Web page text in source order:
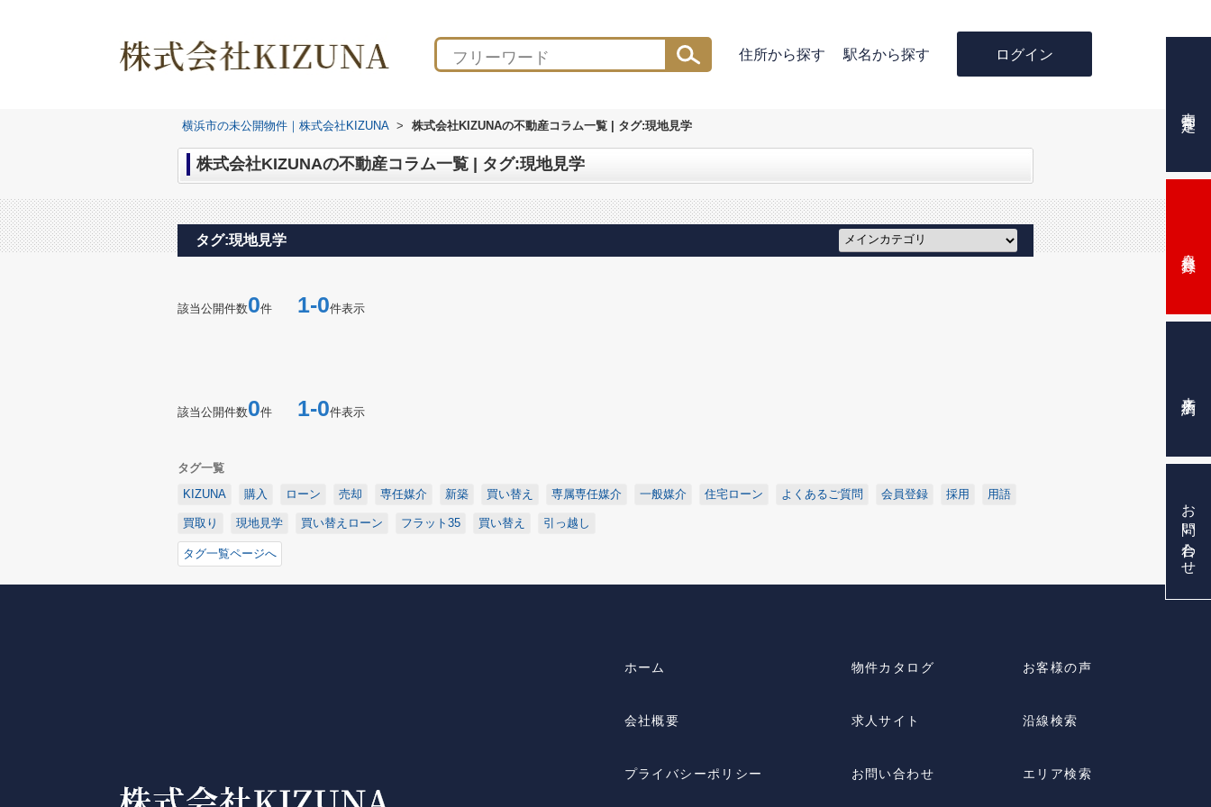
住所から探す 駅名から探す ログイン
横浜市の未公開物件｜株式会社KIZUNA > 株式会社KIZUNAの不動産コラム一覧 | タグ:現地見学
株式会社KIZUNAの不動産コラム一覧 | タグ:現地見学
タグ:現地見学
該当公開件数0件 1-0件表示
該当公開件数0件 1-0件表示
タグ一覧
KIZUNA
購入 ローン 売却 専任媒介 新築 買い替え 専属専任媒介 一般媒介 住宅ローン よくあるご質問 会員登録 採用 用語
買取り 現地見学 買い替えローン フラット35 買い替え 引っ越し
タグ一覧ページへ
ホーム
会社概要
プライバシーポリシー
物件カタログ
求人サイト
お問い合わせ
お客様の声
沿線検索
エリア検索
お問い合わせ